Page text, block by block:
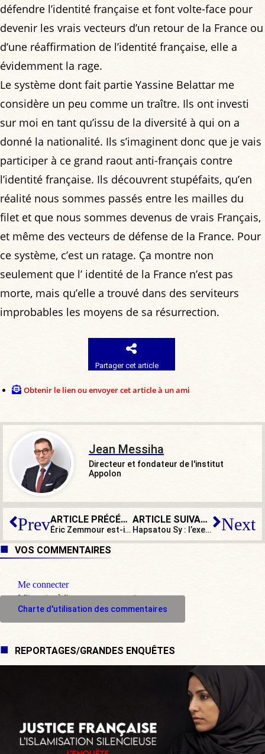
défendre l’identité française et font volte-face pour
devenir les vrais vecteurs d’un retour de la France ou
d’une réaffirmation de l’identité française, elle a
évidemment la rage.
Le système dont fait partie Yassine Belattar me
considère un peu comme un traître. Ils ont investi
sur moi en tant qu’issu de la diversité à qui on a
donné la nationalité. Ils s’imaginent donc que je vais
participer à ce grand raout anti-français contre
l’identité française. Ils découvrent stupéfaits, qu’en
réalité nous sommes passés entre les mailles du
filet et que nous sommes devenus de vrais Français,
et même des vecteurs de défense de la France. Pour
ce système, c’est un ratage. Ça montre non
seulement que l’ identité de la France n’est pas
morte, mais qu’elle a trouvé dans des serviteurs
improbables les moyens de sa résurrection.
Partager cet article
Obtenir le lien ou envoyer cet article à un ami
Jean Messiha
Directeur et fondateur de l'institut
Appolon
Prev ARTICLE PRÉCÉDENT
Éric Zemmour est-il sioniste ?
ARTICLE SUIVANT
Hapsatou Sy : l’exemple de Cat Stevens Next
VOS COMMENTAIRES
Me connecter
M'inscrire à l'espace commentaire
Charte d'utilisation des commentaires
REPORTAGES/GRANDES ENQUÊTES